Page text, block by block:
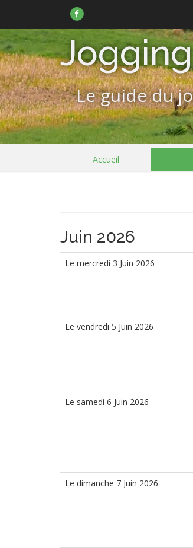
Facebook
Le guide du
Accueil
Juin 2026
Le mercredi 3 Juin 2026
Le vendredi 5 Juin 2026
Le samedi 6 Juin 2026
Le dimanche 7 Juin 2026